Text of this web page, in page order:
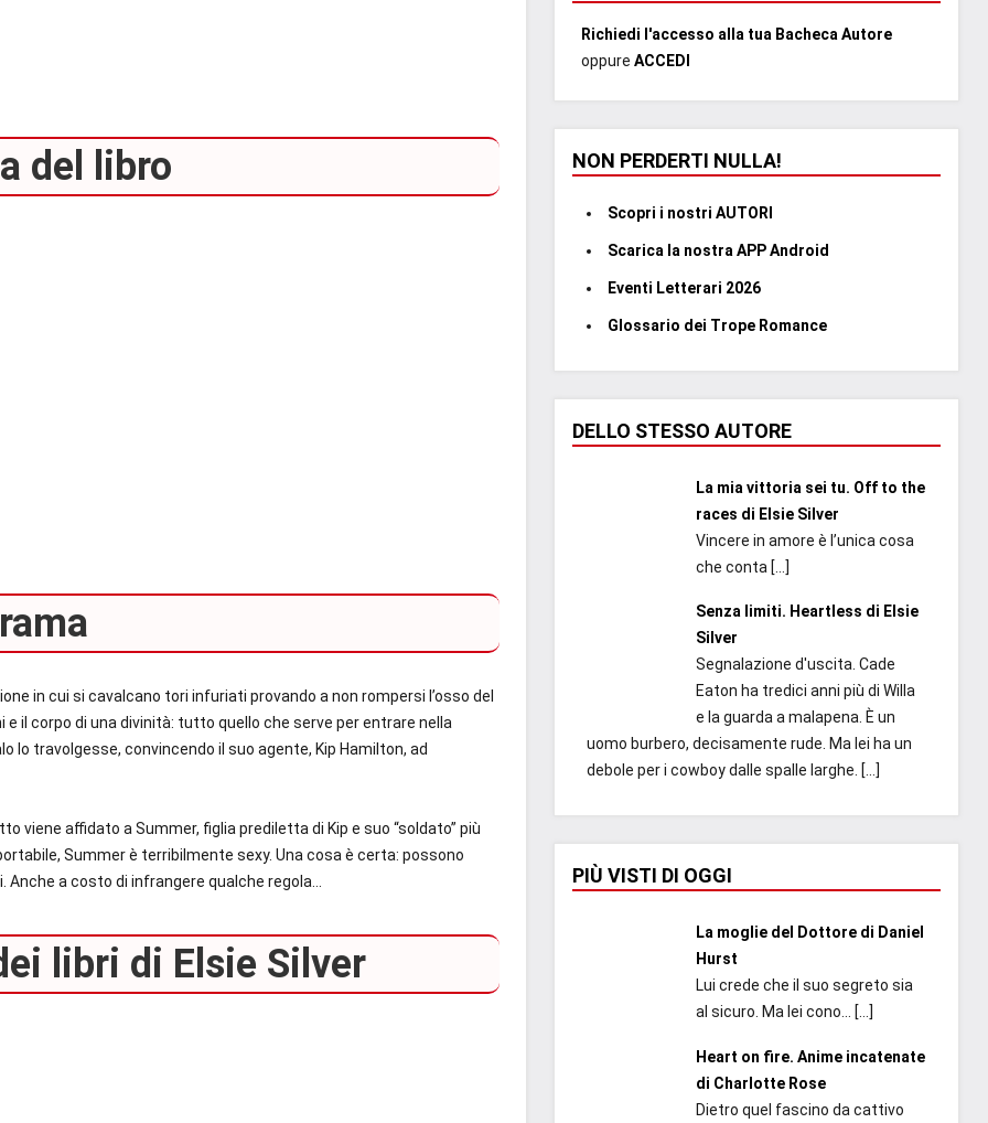
del libro
in cui si cavalcano tori infuriati provando a non rompersi l’osso del
il corpo di una divinità: tutto quello che serve per entrare nella
lo travolgesse, convincendo il suo agente, Kip Hamilton, ad
viene affidato a Summer, figlia prediletta di Kip e suo “soldato” più
Summer è terribilmente sexy. Una cosa è certa: possono
a costo di infrangere qualche regola…
libri di Elsie Silver
Richiedi l'accesso alla tua Bacheca Autore
oppure ACCEDI
NON PERDERTI NULLA!
Scopri i nostri AUTORI
Scarica la nostra APP Android
Eventi Letterari 2026
Glossario dei Trope Romance
DELLO STESSO AUTORE
La mia vittoria sei tu. Off to the
races di Elsie Silver
Vincere in amore è l’unica cosa
che conta […]
Senza limiti. Heartless di Elsie
Silver
Segnalazione d'uscita. Cade
Eaton ha tredici anni più di Willa
e la guarda a malapena. È un
uomo burbero, decisamente rude. Ma lei ha un
debole per i cowboy dalle spalle larghe. […]
PIÙ VISTI DI OGGI
La moglie del Dottore di Daniel
Hurst
Lui crede che il suo segreto sia
al sicuro. Ma lei cono... […]
Heart on fire. Anime incatenate
di Charlotte Rose
Dietro quel fascino da cattivo